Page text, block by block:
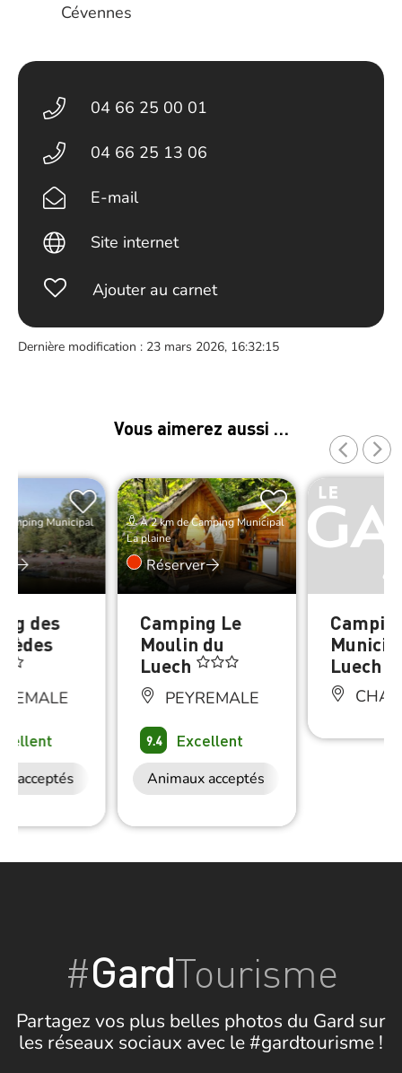
Cévennes
04 66 25 00 01
04 66 25 13 06
E-mail
Site internet
Ajouter au carnet
Dernière modification : 23 mars 2026, 16:32:15
Vous aimerez aussi …
Municipal
des
acceptés
À 2 km de Camping Municipal
La plaine
Réserver
Camping Le
Moulin du
Luech
PEYREMALE
9.4 Excellent
Animaux acceptés
Luech
#GardTourisme
Partagez vos plus belles photos du Gard sur
les réseaux sociaux avec le #gardtourisme !